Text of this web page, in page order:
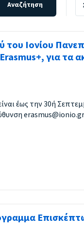
του Ιονίου
για τα
έως την 30ή
erasmus@ionio.gr